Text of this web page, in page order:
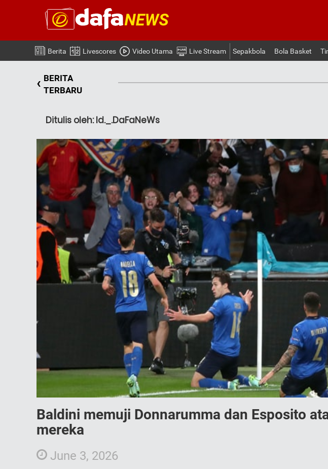
Berita Livescores Video Utama Live Stream Sepakbola Bola Basket
‹ BERITA
TERBARU
Ditulis oleh: Id._.DaFaNeWs
Baldini memuji Donnarumma dan Esposito
mereka
June 3, 2026